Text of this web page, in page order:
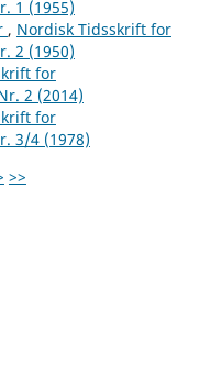
1 (1955)
, Nordisk Tidsskrift for
2 (1950)
for
2 (2014)
for
3/4 (1978)
>>